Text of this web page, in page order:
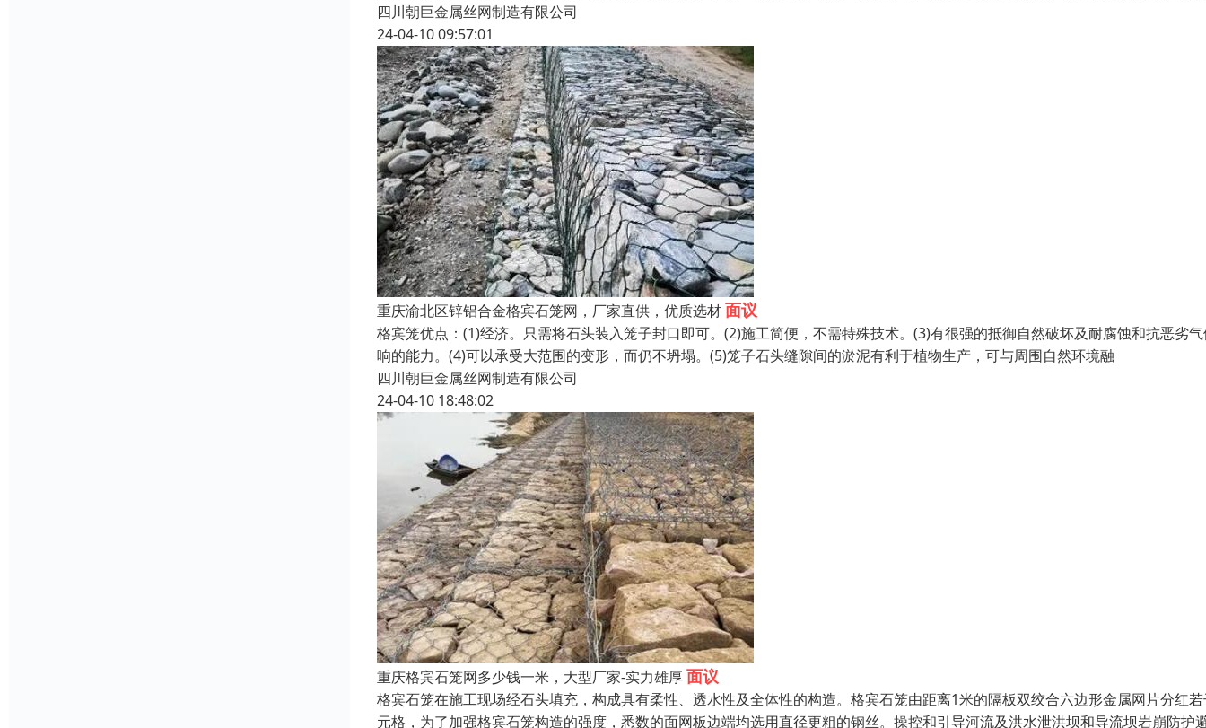
四川朝巨金属丝网制造有限公司
24-04-10 09:57:01
重庆渝北区锌铝合金格宾石笼网，厂家直供，优质选材面议
格宾笼优点：(1)经济。只需将石头装入笼子封口即可。(2)施工简便，不需特殊技术。(3)有很强的抵御自然破坏及耐腐蚀和抗恶劣
响的能力。(4)可以承受大范围的变形，而仍不坍塌。(5)笼子石头缝隙间的淤泥有利于植物生产，可与周围自然环境融
四川朝巨金属丝网制造有限公司
24-04-10 18:48:02
重庆格宾石笼网多少钱一米，大型厂家-实力雄厚面议
格宾石笼在施工现场经石头填充，构成具有柔性、透水性及全体性的构造。格宾石笼由距离1米的隔板双绞合六边形金属网片分红
元格，为了加强格宾石笼构造的强度，悉数的面网板边端均选用直径更粗的钢丝。操控和引导河流及洪水泄洪坝和导流坝岩崩防护